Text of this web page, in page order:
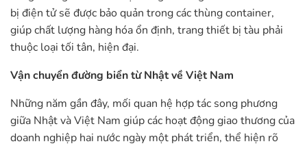
bị điện tử sẽ được bảo quản trong các thùng container,
giúp chất lượng hàng hóa ổn định, trang thiết bị tàu phải
thuộc loại tối tân, hiện đại.
Vận chuyển đường biển từ Nhật về Việt Nam
Những năm gần đây, mối quan hệ hợp tác song phương
giữa Nhật và Việt Nam giúp các hoạt động giao thương của
doanh nghiệp hai nước ngày một phát triển, thể hiện rõ